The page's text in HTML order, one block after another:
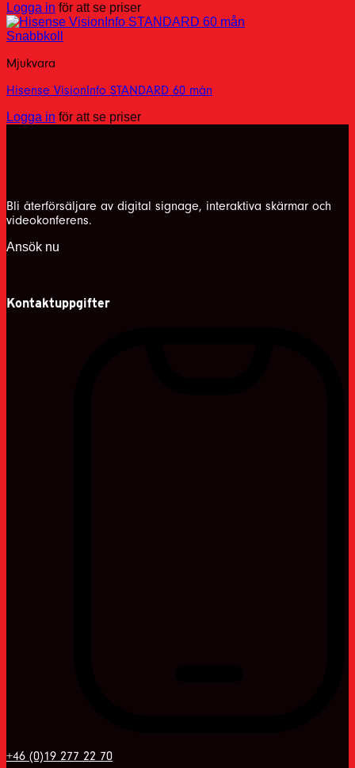
Logga in för att se priser
Snabbkoll
Mjukvara
Hisense VisionInfo STANDARD 60 mån
Logga in för att se priser
Bli återförsäljare av digital signage, interaktiva skärmar och
videokonferens.
Ansök nu
Kontaktuppgifter
+46 (0)19 277 22 70